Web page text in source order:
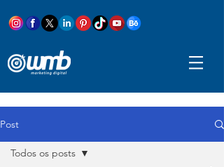
Post
Todos os posts